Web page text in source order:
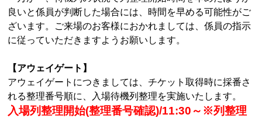
良いと係員が判断した場合には、時間を早める可能性がご
ざいます。ご来場のお客様におかれましては、係員の指示
に従っていただきますようお願いします。
【アウェイゲート】
アウェイゲートにつきましては、チケット取得時に採番さ
れる整理番号順に、入場待機列整理を実施いたします。
入場列整理開始(整理番号確認)/11:30～※列整理